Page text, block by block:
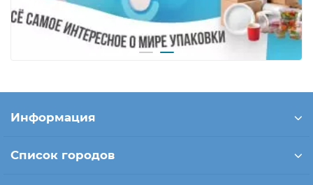
Информация
Список городов